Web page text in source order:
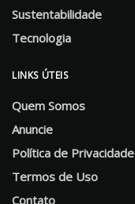
Sustentabilidade
Tecnologia
LINKS ÚTEIS
Quem Somos
Anuncie
Política de Privacidade
Termos de Uso
Contato